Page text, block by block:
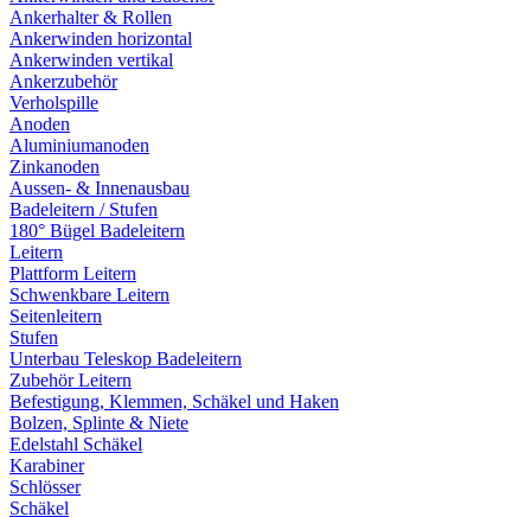
Ankerhalter & Rollen
Ankerwinden horizontal
Ankerwinden vertikal
Ankerzubehör
Verholspille
Anoden
Aluminiumanoden
Zinkanoden
Aussen- & Innenausbau
Badeleitern / Stufen
180° Bügel Badeleitern
Leitern
Plattform Leitern
Schwenkbare Leitern
Seitenleitern
Stufen
Unterbau Teleskop Badeleitern
Zubehör Leitern
Befestigung, Klemmen, Schäkel und Haken
Bolzen, Splinte & Niete
Edelstahl Schäkel
Karabiner
Schlösser
Schäkel